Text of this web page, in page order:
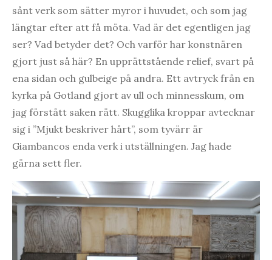
sånt verk som sätter myror i huvudet, och som jag
längtar efter att få möta. Vad är det egentligen jag
ser? Vad betyder det? Och varför har konstnären
gjort just så här? En upprättstående relief, svart på
ena sidan och gulbeige på andra. Ett avtryck från en
kyrka på Gotland gjort av ull och minnesskum, om
jag förstått saken rätt. Skugglika kroppar avtecknar
sig i ”Mjukt beskriver hårt”, som tyvärr är
Giambancos enda verk i utställningen. Jag hade
gärna sett fler.